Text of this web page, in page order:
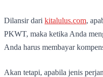
Dilansir dari kitalulus.com,
PKWT, maka ketika Anda
Anda harus membayar
Akan tetapi, apabila jenis